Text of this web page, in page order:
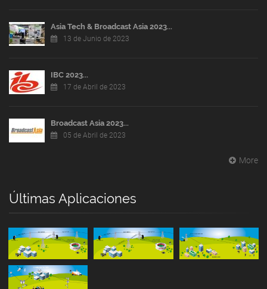
Asia Tech & Broadcast Asia 2023...
13 de Junio de 2023
IBC 2023...
17 de Abril de 2023
Broadcast Asia 2023...
05 de Abril de 2023
More
Últimas Aplicaciones